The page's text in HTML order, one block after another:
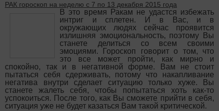
РАК гороскоп на неделю с 7 по 13 декабря 2015 года
В это время Ракам не удастся избежать
интриг и сплетен. И в Вас, и в
окружающих людях сейчас проявится
излишняя эмоциональность, поэтому Вы
станете делиться со всем своими
эмоциями. Гороскоп говорит о том, что
это все может пройти, как мирно и
спокойно, так и в негативной форме. Вам не стоит
пытаться себя сдерживать, потому что накапливание
негатива внутри сделает ситуацию только хуже. Вы
станете жалеть себя, чтобы попытаться хоть как-то
успокоиться. После того, как Вы сможете прийти в себя,
ситуация уже не будет казаться Вам такой критической.